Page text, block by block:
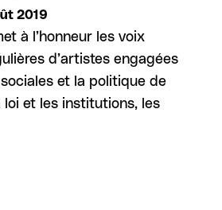
2019
à l’honneur les voix
d’artistes engagées
et la politique de
loi et les institutions, les